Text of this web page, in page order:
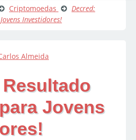
Criptomoedas
Decred:
Investidores!
Almeida
Jovens